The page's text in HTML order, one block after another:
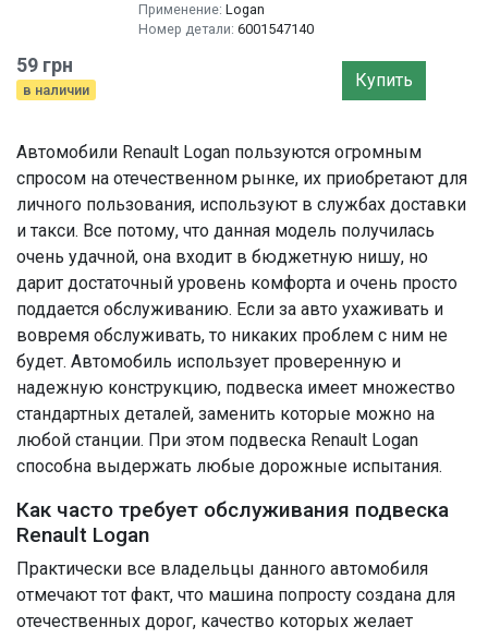
Применение: Logan
Номер детали: 6001547140
59 грн
в наличии Купить
Автомобили Renault Logan пользуются огромным
спросом на отечественном рынке, их приобретают для
личного пользования, используют в службах доставки
и такси. Все потому, что данная модель получилась
очень удачной, она входит в бюджетную нишу, но
дарит достаточный уровень комфорта и очень просто
поддается обслуживанию. Если за авто ухаживать и
вовремя обслуживать, то никаких проблем с ним не
будет. Автомобиль использует проверенную и
надежную конструкцию, подвеска имеет множество
стандартных деталей, заменить которые можно на
любой станции. При этом подвеска Renault Logan
способна выдержать любые дорожные испытания.
Как часто требует обслуживания подвеска
Renault Logan
Практически все владельцы данного автомобиля
отмечают тот факт, что машина попросту создана для
отечественных дорог, качество которых желает